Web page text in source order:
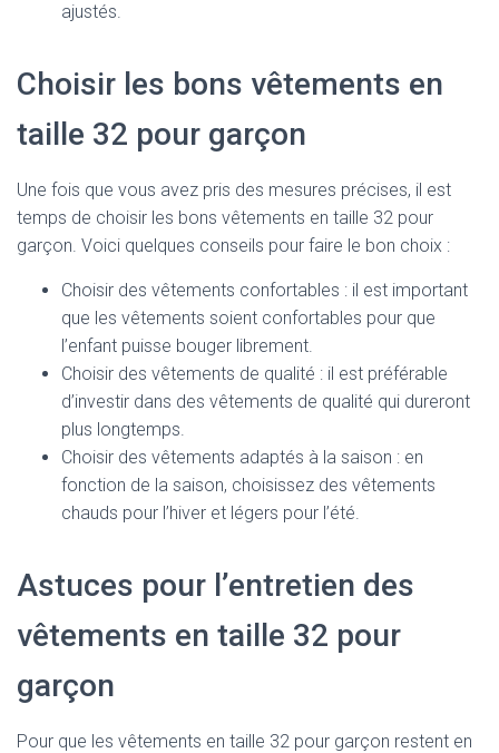
ajustés.
Choisir les bons vêtements en
taille 32 pour garçon
Une fois que vous avez pris des mesures précises, il est
temps de choisir les bons vêtements en taille 32 pour
garçon. Voici quelques conseils pour faire le bon choix :
Choisir des vêtements confortables : il est important
que les vêtements soient confortables pour que
l’enfant puisse bouger librement.
Choisir des vêtements de qualité : il est préférable
d’investir dans des vêtements de qualité qui dureront
plus longtemps.
Choisir des vêtements adaptés à la saison : en
fonction de la saison, choisissez des vêtements
chauds pour l’hiver et légers pour l’été.
Astuces pour l’entretien des
vêtements en taille 32 pour
garçon
Pour que les vêtements en taille 32 pour garçon restent en